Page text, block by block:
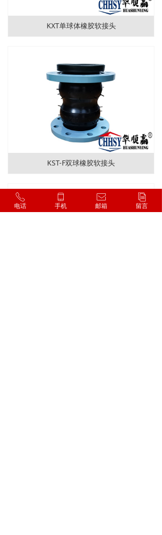
KXT单球体橡胶软接头
KST-F双球橡胶软接头
ꂅ
电话
ꀆ
手机
ꂘ
邮箱
ꀢ
留言